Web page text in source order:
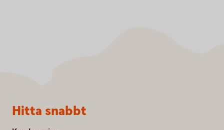
Sidfot
Hitta snabbt